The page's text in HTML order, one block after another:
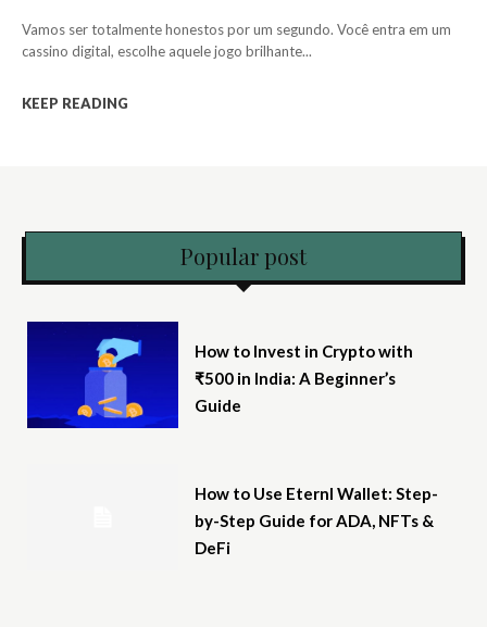
Vamos ser totalmente honestos por um segundo. Você entra em um
cassino digital, escolhe aquele jogo brilhante...
KEEP READING
Popular post
How to Invest in Crypto with
₹500 in India: A Beginner’s
Guide
How to Use Eternl Wallet: Step-
by-Step Guide for ADA, NFTs &
DeFi